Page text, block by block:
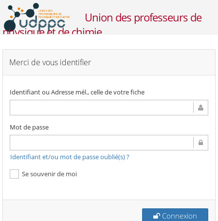
Union des professeurs de
physique et de chimie
Merci de vous identifier
Identifiant ou Adresse mél., celle de votre fiche
Mot de passe
Identifiant et/ou mot de passe oublié(s) ?
Se souvenir de moi
Connexion